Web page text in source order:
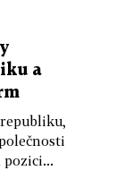
a
pozici...